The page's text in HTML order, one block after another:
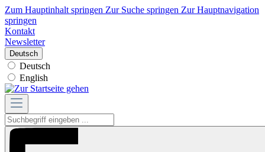
Zum Hauptinhalt springen Zur Suche springen Zur Hauptnavigation
springen
Kontakt
Newsletter
Deutsch
Deutsch
English